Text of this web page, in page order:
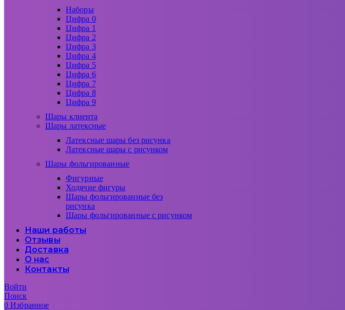
Наборы
Цифра 0
Цифра 1
Цифра 2
Цифра 3
Цифра 4
Цифра 5
Цифра 6
Цифра 7
Цифра 8
Цифра 9
Шары клиента
Шары латексные
Латексные шары без рисунка
Латексные шары с рисунком
Шары фольгированные
Фигурные
Ходячие фигуры
Шары фольгированные без
рисунка
Шары фольгированные с рисунком
Наши работы
Отзывы
Доставка
О нас
Контакты
Войти
Поиск
0Избранное